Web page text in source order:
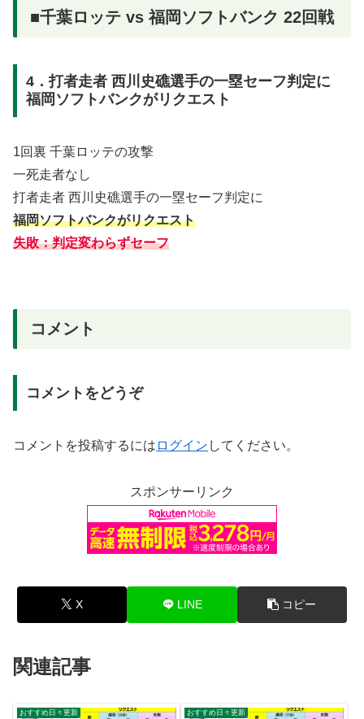
■千葉ロッテ vs 福岡ソフトバンク 22回戦
4．打者走者 西川史礁選手の一塁セーフ判定に
福岡ソフトバンクがリクエスト
1回裏 千葉ロッテの攻撃
一死走者なし
打者走者 西川史礁選手の一塁セーフ判定に
福岡ソフトバンクがリクエスト
失敗：判定変わらずセーフ
コメント
コメントをどうぞ
コメントを投稿するには ログイン してください。
スポンサーリンク
X LINE コピー
関連記事
おすすめ日々更新 おすすめ日々更新